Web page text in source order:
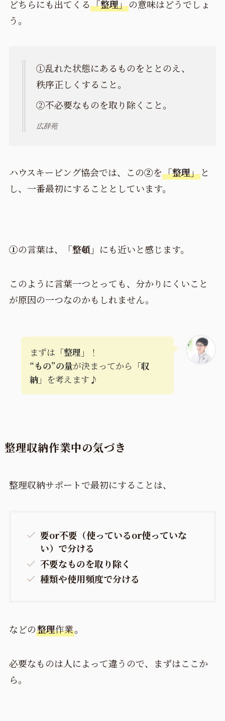
どちらにも出てくる「整理」の意味はどうでしょ
う。
①乱れた状態にあるものをととのえ、
秩序正しくすること。
②不必要なものを取り除くこと。
広辞苑
ハウスキーピング協会では、この②を「整理」と
し、一番最初にすることとしています。
①の言葉は、 「整頓」 にも近いと感じます。
このように言葉一つとっても、分かりにくいこと
が原因の一つなのかもしれません。
まずは 「整理」
！
“もの”の量が決まってから 「収
納」 を考えます♪
整理収納作業中の気づき
整理収納サポートで最初にすることは、
要or不要（使っているor使っていな
い）で分ける
不要なものを取り除く
種類や使用頻度で分ける
などの整理作業。
必要なものは人によって違うので、まずはここか
ら。